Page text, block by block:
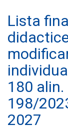
Lista
180 alin.
198/
2027